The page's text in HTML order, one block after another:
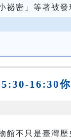
祕密」等著被發
16:30
館不只是臺灣歷